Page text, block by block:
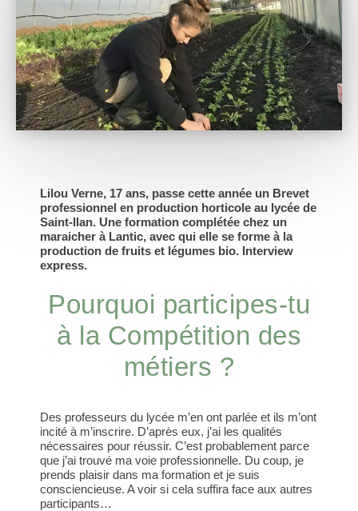
Lilou Verne, 17 ans, passe cette année un Brevet
professionnel en production horticole au lycée de
Saint-Ilan. Une formation complétée chez un
maraicher à Lantic, avec qui elle se forme à la
production de fruits et légumes bio. Interview
express.
Pourquoi participes-tu
à la Compétition des
métiers ?
Des professeurs du lycée m’en ont parlée et ils m’ont
incité à m’inscrire. D’après eux, j’ai les qualités
nécessaires pour réussir. C’est probablement parce
que j’ai trouvé ma voie professionnelle. Du coup, je
prends plaisir dans ma formation et je suis
consciencieuse. A voir si cela suffira face aux autres
participants…